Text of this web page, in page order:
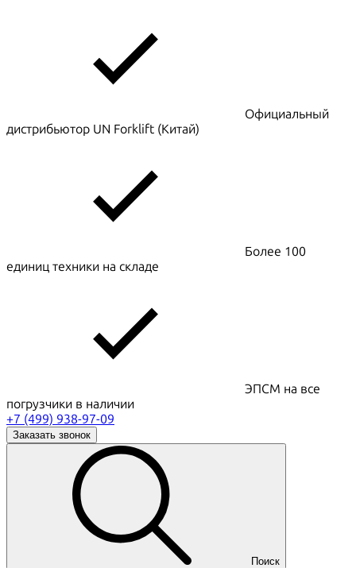
Официальный
дистрибьютор UN Forklift (Китай)
Более 100
единиц техники на складе
ЭПСМ на все
погрузчики в наличии
+7 (499) 938-97-09
Заказать звонок
Поиск